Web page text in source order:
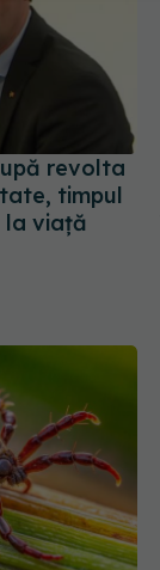
revolta
timpul
la viață